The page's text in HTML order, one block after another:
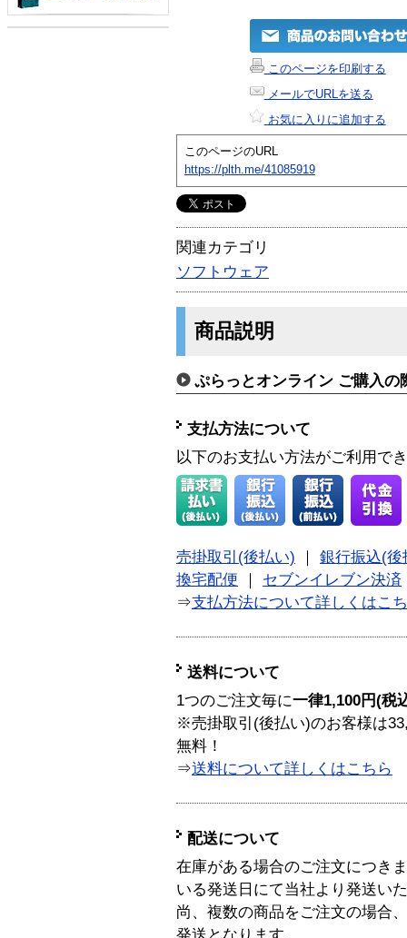
このページを印刷する
メールでURLを送る
お気に入りに追加する
このページのURL
https://plth.me/41085919
関連カテゴリ
ソフトウェア
商品説明
ぷらっとオンライン ご購入の
支払方法について
以下のお支払い方法がご利用で
売掛取引(後払い)
銀行振込(後
換宅配便
セブンイレブン決済
⇒支払方法について詳しくはこ
送料について
1つのご注文毎に一律1,100円(税
※売掛取引(後払い)のお客様は
無料！
⇒送料について詳しくはこちら
配送について
在庫がある場合のご注文につき
いる発送日にて当社より発送い
尚、複数の商品をご注文の場合